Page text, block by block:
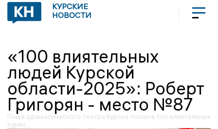
КУРСКИЕ
НОВОСТИ
«100 влиятельных
людей Курской
области-2025»: Роберт
Григорян - место №87
Глава драматического театра Курска попал в топ влиятельных
курян